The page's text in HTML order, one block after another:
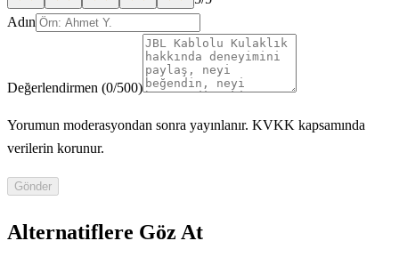
Adın
Değerlendirmen (0/500)
Yorumun moderasyondan sonra yayınlanır. KVKK kapsamında
verilerin korunur.
Gönder
Alternatiflere Göz At